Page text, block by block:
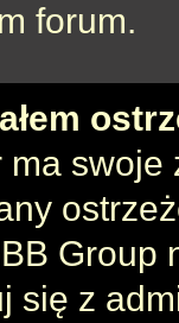
forum.
swoje
Group
się z